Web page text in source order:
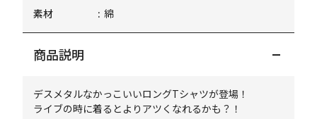
素材
綿
商品説明
デスメタルなかっこいいロングTシャツが登場！
ライブの時に着るとよりアツくなれるかも？！